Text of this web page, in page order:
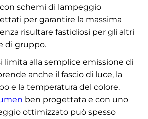
schemi di lampeggio
per garantire la massima
risultare fastidiosi per gli altri
di gruppo.
limita alla semplice emissione di
anche il fascio di luce, la
e la temperatura del colore.
ben progettata e con uno
ottimizzato può spesso